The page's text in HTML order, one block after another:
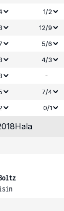
1/2
12/9
5/6
4/3
-
7/4
0/1
Hala